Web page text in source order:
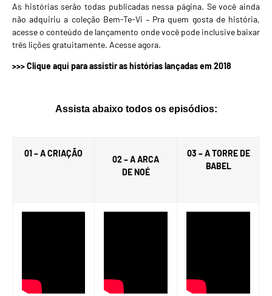
As histórias serão todas publicadas nessa página. Se você ainda
não adquiriu a coleção Bem-Te-Vi – Pra quem gosta de história,
acesse o conteúdo de lançamento onde você pode inclusive baixar
três lições gratuitamente. Acesse agora.
>>> Clique aqui para assistir as histórias lançadas em 2018
Assista abaixo todos os episódios:
01 – A CRIAÇÃO
02 – A ARCA
DE NOÉ
03 – A TORRE DE
BABEL